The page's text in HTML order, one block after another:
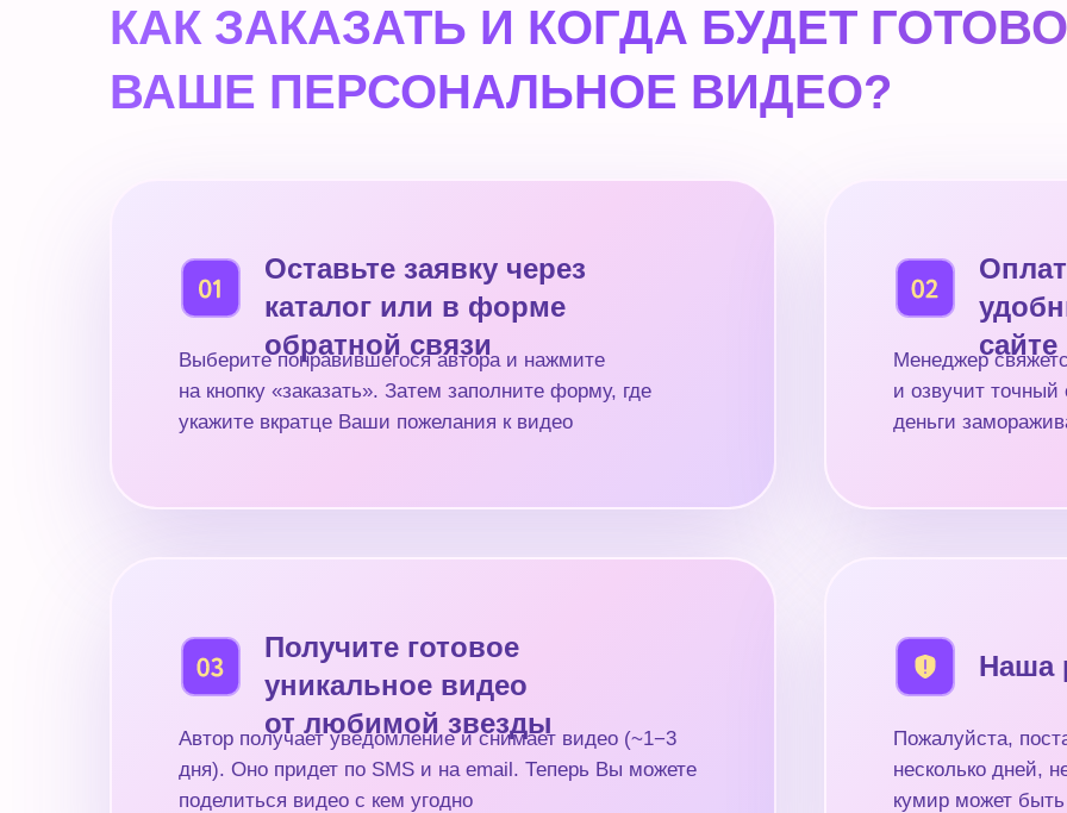
КАК ЗАКАЗАТЬ И КОГДА БУДЕТ ГОТОВО
ВАШЕ ПЕРСОНАЛЬНОЕ ВИДЕО?
Выберите понравившегося автора и нажмите
на кнопку «заказать». Затем заполните форму, где
укажите вкратце Ваши пожелания к видео
Оставьте заявку через
каталог или в форме
обратной связи
Менеджер
и озвучит
деньги
сайте
Автор получает уведомление и снимает видео (~1−3
дня). Оно придет по SMS и на email. Теперь Вы можете
поделиться видео с кем угодно
Получите готовое
уникальное видео
от любимой звезды
Пожалуйста,
несколько дней,
кумир может
Наша